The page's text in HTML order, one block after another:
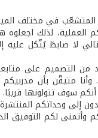
في مختلف
العملية، لذلك
لا ضابطَ يُتّكل
من التصميم على
وأنا متيقّن بأن
سوف تتولونها قريبًا.
إلى وحداتكم
لكم التوفيق